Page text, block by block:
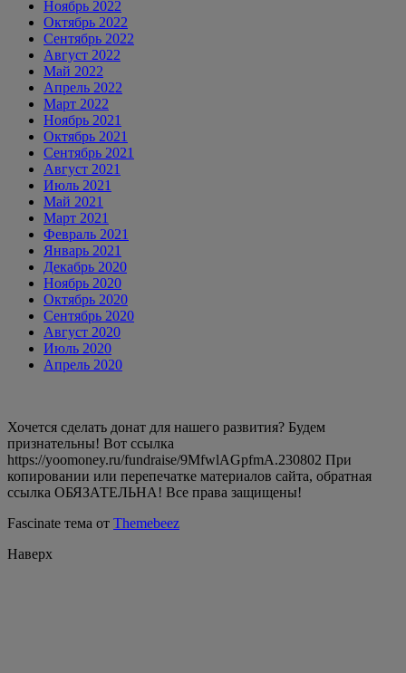
Ноябрь 2022
Октябрь 2022
Сентябрь 2022
Август 2022
Май 2022
Апрель 2022
Март 2022
Ноябрь 2021
Октябрь 2021
Сентябрь 2021
Август 2021
Июль 2021
Май 2021
Март 2021
Февраль 2021
Январь 2021
Декабрь 2020
Ноябрь 2020
Октябрь 2020
Сентябрь 2020
Август 2020
Июль 2020
Апрель 2020
Хочется сделать донат для нашего развития? Будем
признательны! Вот ссылка
https://yoomoney.ru/fundraise/9MfwlAGpfmA.230802 При
копировании или перепечатке материалов сайта, обратная
ссылка ОБЯЗАТЕЛЬНА! Все права защищены!
Fascinate тема от Themebeez
Наверх